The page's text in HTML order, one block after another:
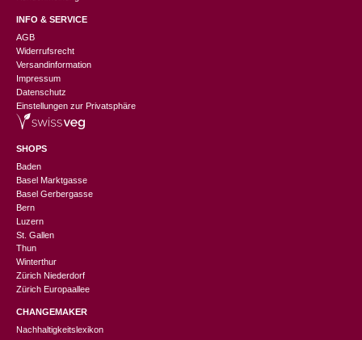
INFO & SERVICE
AGB
Widerrufsrecht
Versandinformation
Impressum
Datenschutz
Einstellungen zur Privatsphäre
SHOPS
Baden
Basel Marktgasse
Basel Gerbergasse
Bern
Luzern
St. Gallen
Thun
Winterthur
Zürich Niederdorf
Zürich Europaallee
CHANGEMAKER
Nachhaltigkeitslexikon